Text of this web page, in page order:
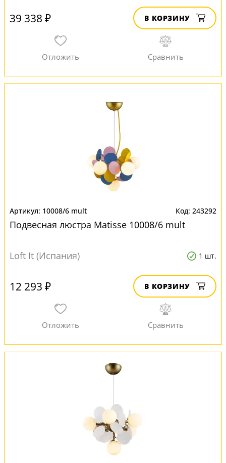
39 338 ₽ В КОРЗИНУ
10008/6 mult 243292
Подвесная люстра Matisse 10008/6 mult
Loft It (Испания) 1 шт.
12 293 ₽ В КОРЗИНУ